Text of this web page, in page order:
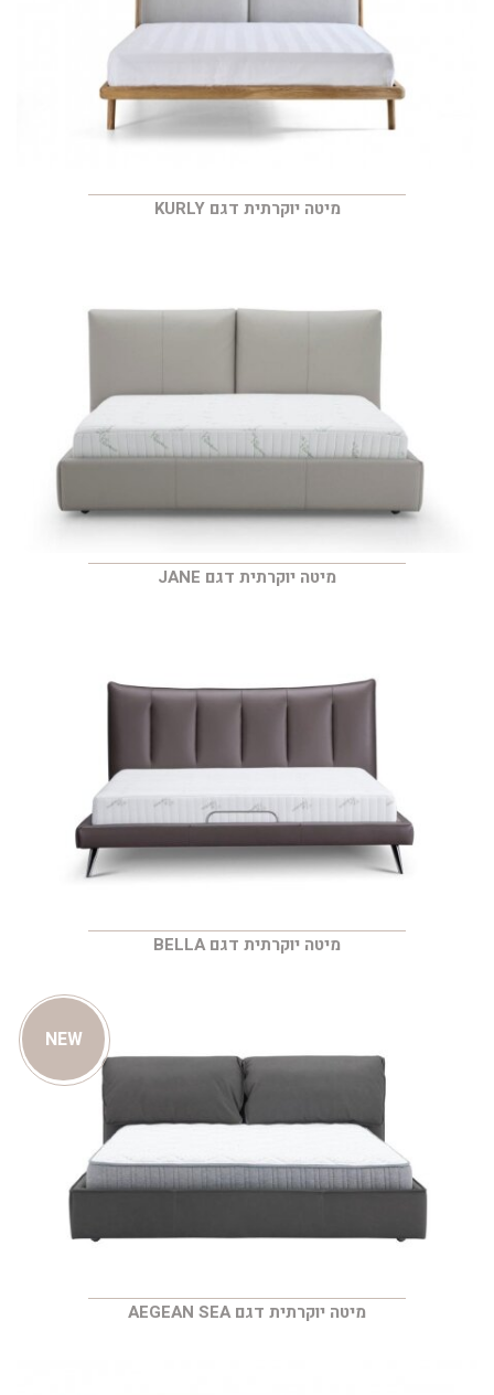
מיטה יוקרתית דגם KURLY
מיטה יוקרתית דגם JANE
מיטה יוקרתית דגם BELLA
NEW
מיטה יוקרתית דגם AEGEAN SEA